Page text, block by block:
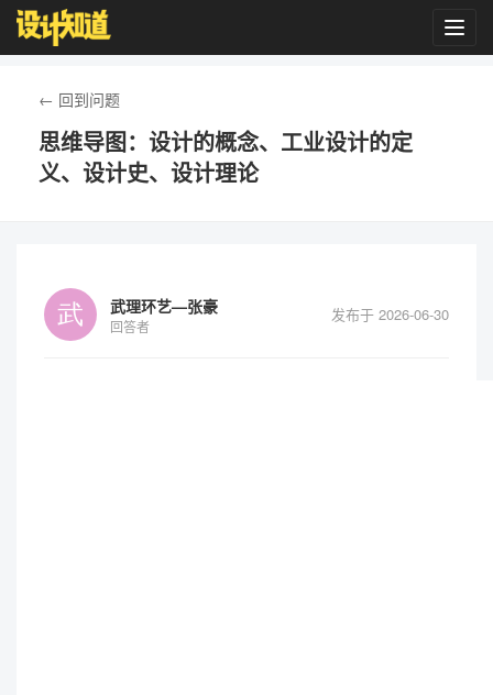
← 回到问题
思维导图：设计的概念、工业设计的定
义、设计史、设计理论
武理环艺—张豪
回答者
发布于 2026-06-30